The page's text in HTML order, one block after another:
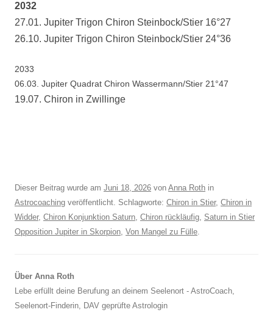
2032
27.01. Jupiter Trigon Chiron Steinbock/Stier 16°27
26.10. Jupiter Trigon Chiron Steinbock/Stier 24°36
2033
06.03. Jupiter Quadrat Chiron Wassermann/Stier 21°47
19.07. Chiron in Zwillinge
Dieser Beitrag wurde am Juni 18, 2026 von Anna Roth in
Astrocoaching veröffentlicht. Schlagworte: Chiron in Stier, Chiron in
Widder, Chiron Konjunktion Saturn, Chiron rückläufig, Saturn in Stier
Opposition Jupiter in Skorpion, Von Mangel zu Fülle.
Über Anna Roth
Lebe erfüllt deine Berufung an deinem Seelenort - AstroCoach,
Seelenort-Finderin, DAV geprüfte Astrologin